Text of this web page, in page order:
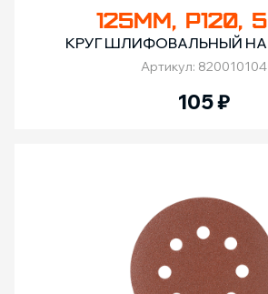
125ММ, Р120,
КРУГ ШЛИФОВАЛЬНЫЙ НА
Артикул: 820010104
105₽